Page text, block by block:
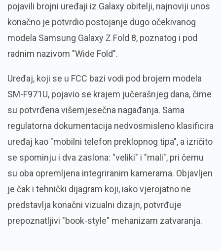
pojavili brojni uređaji iz Galaxy obitelji, najnoviji unos
konačno je potvrdio postojanje dugo očekivanog
modela Samsung Galaxy Z Fold 8, poznatog i pod
radnim nazivom "Wide Fold".
Uređaj, koji se u FCC bazi vodi pod brojem modela
SM-F971U, pojavio se krajem jučerašnjeg dana, čime
su potvrđena višemjesečna nagađanja. Sama
regulatorna dokumentacija nedvosmisleno klasificira
uređaj kao "mobilni telefon preklopnog tipa", a izričito
se spominju i dva zaslona: "veliki" i "mali", pri čemu
su oba opremljena integriranim kamerama. Objavljen
je čak i tehnički dijagram koji, iako vjerojatno ne
predstavlja konačni vizualni dizajn, potvrđuje
prepoznatljivi "book-style" mehanizam zatvaranja.